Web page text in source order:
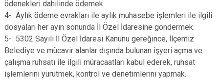
ödenekleri dahilinde ödemek.
4- Aylık ödeme evrakları ile aylık muhasebe işlemleri ile ilgili
dosyaları her ayın sonunda İl Özel İdaresine göndermek.
5- 5302 Sayılı İl Özel İdaresi Kanunu gereğince, İlçemiz
Belediye ve mücavir alanlar dışında bulunan işyeri açma ve
çalışma ruhsatı ile ilgili müracaatları kabul ederek, ruhsat
işlemlerini yürütmek, kontrol ve denetimlerini yapmak.